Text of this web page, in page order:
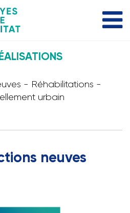
- Réhabilitations -
urbain
neuves